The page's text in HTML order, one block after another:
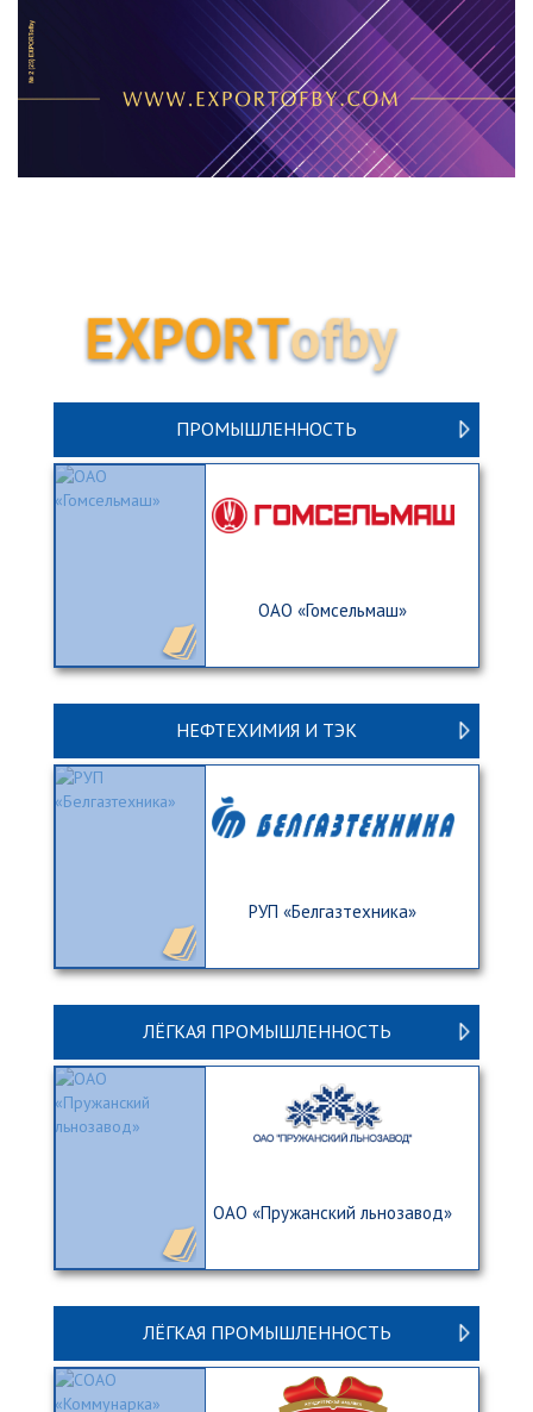
ПРОМЫШЛЕННОСТЬ
ОАО «Гомсельмаш»
НЕФТЕХИМИЯ И ТЭК
РУП «Белгазтехника»
ЛЁГКАЯ ПРОМЫШЛЕННОСТЬ
ОАО «Пружанский льнозавод»
ЛЁГКАЯ ПРОМЫШЛЕННОСТЬ